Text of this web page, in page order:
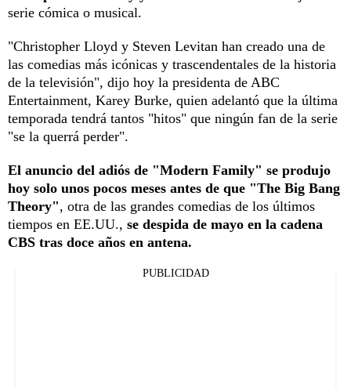
serie cómica o musical.
"Christopher Lloyd y Steven Levitan han creado una de
las comedias más icónicas y trascendentales de la historia
de la televisión", dijo hoy la presidenta de ABC
Entertainment, Karey Burke, quien adelantó que la última
temporada tendrá tantos "hitos" que ningún fan de la serie
"se la querrá perder".
El anuncio del adiós de "Modern Family" se produjo
hoy solo unos pocos meses antes de que "The Big Bang
Theory", otra de las grandes comedias de los últimos
tiempos en EE.UU., se despida de mayo en la cadena
CBS tras doce años en antena.
PUBLICIDAD